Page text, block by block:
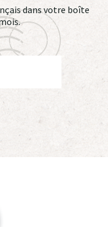
dans votre boîte